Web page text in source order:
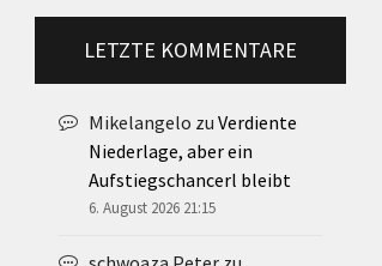
LETZTE KOMMENTARE
Mikelangelo zu Verdiente
Niederlage, aber ein
Aufstiegschancerl bleibt
6. August 2026 21:15